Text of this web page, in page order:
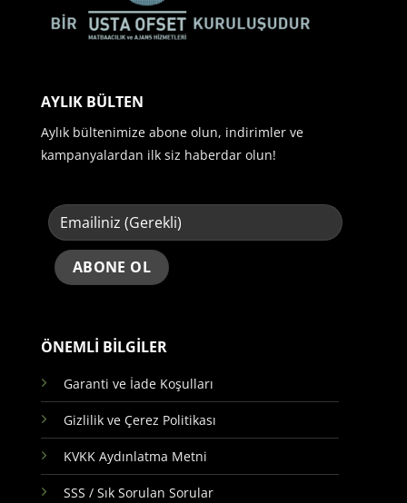
ÖNEMLİ BİLGİLER
Garanti ve İade Koşulları
Gizlilik ve Çerez Politikası
KVKK Aydınlatma Metni
SSS / Sık Sorulan Sorular
AYLIK BÜLTEN
Aylık bültenimize abone olun, indirimler ve
kampanyalardan ilk siz haberdar olun!